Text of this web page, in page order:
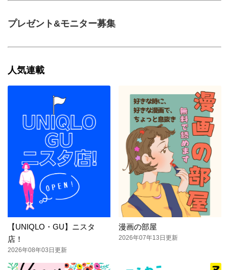
プレゼント&モニター募集
人気連載
【UNIQLO・GU】ニスタ
店！
2026年08年03日更新
漫画の部屋
2026年07年13日更新